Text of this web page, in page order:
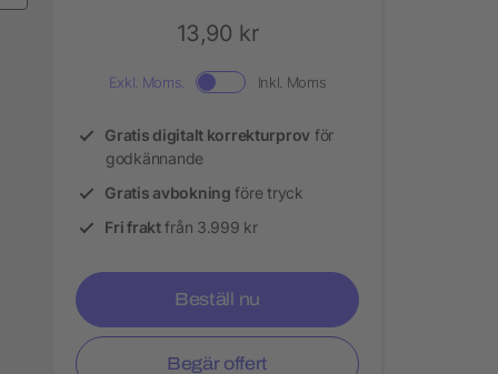
13,90 kr
Exkl. Moms. Inkl. Moms
Gratis digitalt korrekturprov för
godkännande
Gratis avbokning före tryck
Fri fraktfrån 3.999 kr
Beställ nu
Begär offert